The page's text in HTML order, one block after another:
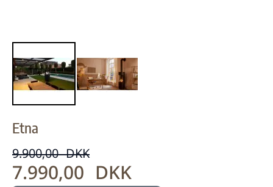
Etna
9.900,00 DKK
7.990,00 DKK